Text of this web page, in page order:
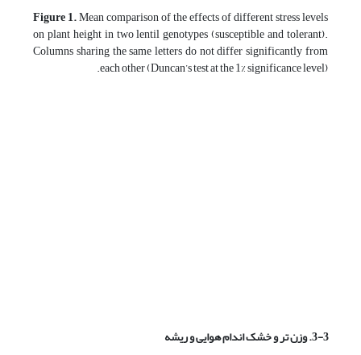
Figure 1.Mean comparison of the effects of different stress levels
on plant height in two lentil genotypes (susceptible and tolerant).
Columns sharing the same letters do not differ significantly from
each other (Duncan’s test at the 1% significance level).
3-3. وزن تر و خشک اندام هوایی و ریشه